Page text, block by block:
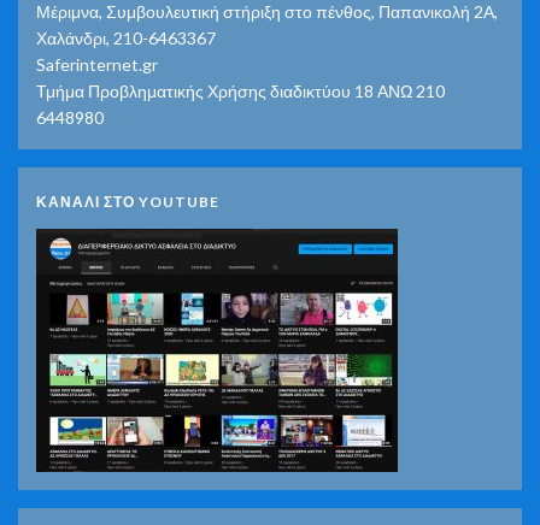
Μέριμνα, Συμβουλευτική στήριξη στο πένθος, Παπανικολή 2Α,
Χαλάνδρι, 210-6463367
Saferinternet.gr
Τμήμα Προβληματικής Χρήσης διαδικτύου 18 ΑΝΩ 210
6448980
ΚΑΝΑΛΙ ΣΤΟ YOUTUBE